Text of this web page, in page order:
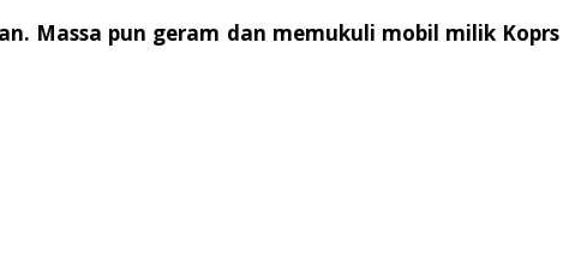
Massa pun geram dan memukuli mobil milik Koprs